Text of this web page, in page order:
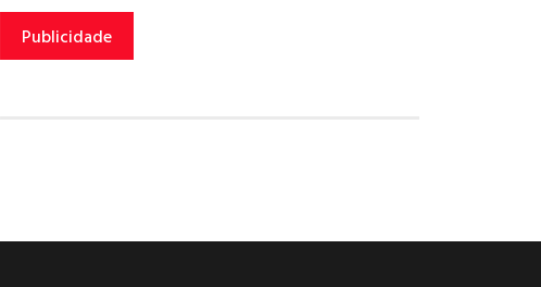
Publicidade